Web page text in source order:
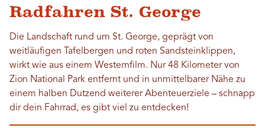
Radfahren St. George
Die Landschaft rund um St. George, geprägt von
weitläufigen Tafelbergen und roten Sandsteinklippen,
wirkt wie aus einem Westernfilm. Nur 48 Kilometer von
Zion National Park entfernt und in unmittelbarer Nähe zu
einem halben Dutzend weiterer Abenteuerziele – schnapp
dir dein Fahrrad, es gibt viel zu entdecken!